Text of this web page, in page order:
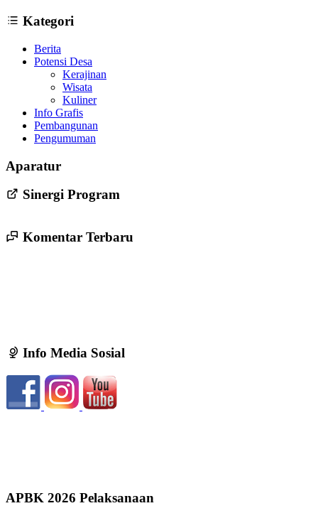
2022-2028 24 Mei 2022
Kategori
Berita
Potensi Desa
Kerajinan
Wisata
Kuliner
Info Grafis
Pembangunan
Pengumuman
Aparatur
Sinergi Program
Komentar Terbaru
Info Media Sosial
APBK 2026 Pelaksanaan